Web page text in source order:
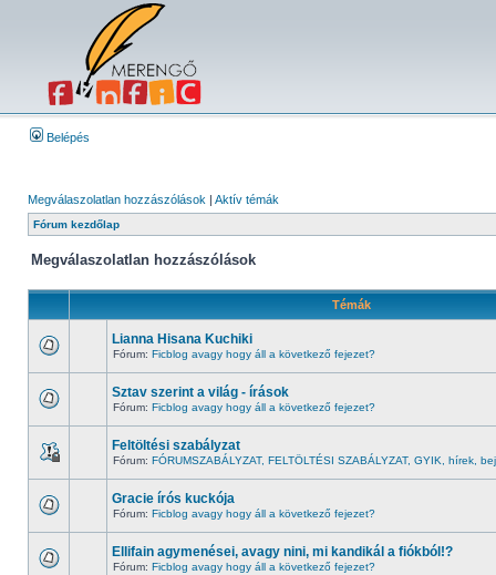
Belépés
Megválaszolatlan hozzászólások | Aktív témák
Fórum kezdőlap
Megválaszolatlan hozzászólások
Témák
Lianna Hisana Kuchiki
Fórum: Ficblog avagy hogy áll a következő fejezet?
Sztav szerint a világ - írások
Fórum: Ficblog avagy hogy áll a következő fejezet?
Feltöltési szabályzat
Fórum: FÓRUMSZABÁLYZAT, FELTÖLTÉSI SZABÁLYZAT, GYIK, hírek,
Gracie írós kuckója
Fórum: Ficblog avagy hogy áll a következő fejezet?
Ellifain agymenései, avagy nini, mi kandikál a fiókból!?
Fórum: Ficblog avagy hogy áll a következő fejezet?